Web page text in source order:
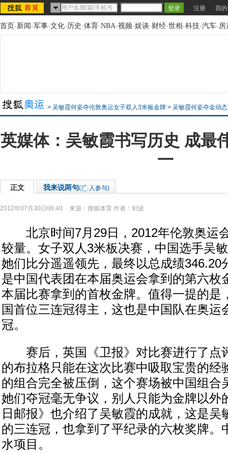
注册 我
首页-新闻-军事-文化-历史-体育-NBA-视频-娱谈-财经-世相-科技-汽车-房
> 吴敏霞何姿夺伦敦奥运女子双人3米板金牌 > 吴敏霞何姿夺金动态
英媒体：吴敏霞书写历史 成最
一
正文 我来说两句( 人参与)
2012年07月30日06:40 来源： 搜狐体育 作者：剑波
北京时间7月29日，2012年伦敦奥运
较量。女子双人3米板决赛，中国选手吴
她们比分遥遥领先，最终以总成绩346.20
是中国代表团在本届奥运会拿到的第六枚
本届比赛拿到的首枚金牌。值得一提的是
国首位三连冠得主，这也是中国队在奥运
冠。
赛后，英国《卫报》对比赛进行了点
的布拉格只能在这次比赛中吸取宝贵的经
的组合完全被压倒，这个赛场被中国组合
她们夺冠毫无争议，别人只能为金牌以外
日邮报》也介绍了吴敏霞的成就，这是吴
的三连冠，也拿到了平纪录的六枚奖牌。
水项目。